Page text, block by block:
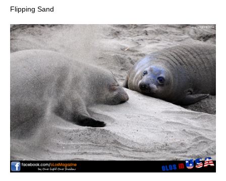
Flipping Sand